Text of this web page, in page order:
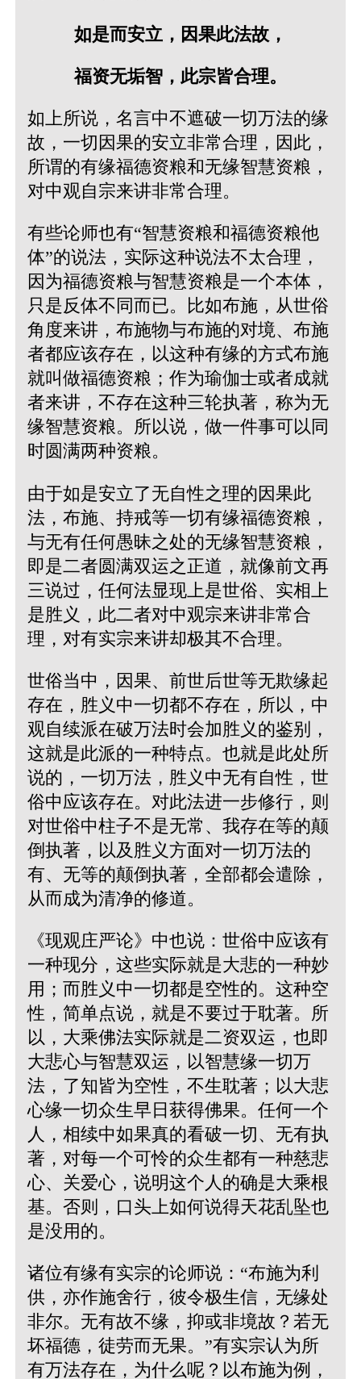
如是而安立，因果此法故，
福资无垢智，此宗皆合理。
如上所说，名言中不遮破一切万法的缘
故，一切因果的安立非常合理，因此，
所谓的有缘福德资粮和无缘智慧资粮，
对中观自宗来讲非常合理。
有些论师也有“智慧资粮和福德资粮他
体”的说法，实际这种说法不太合理，
因为福德资粮与智慧资粮是一个本体，
只是反体不同而已。比如布施，从世俗
角度来讲，布施物与布施的对境、布施
者都应该存在，以这种有缘的方式布施
就叫做福德资粮；作为瑜伽士或者成就
者来讲，不存在这种三轮执著，称为无
缘智慧资粮。所以说，做一件事可以同
时圆满两种资粮。
由于如是安立了无自性之理的因果此
法，布施、持戒等一切有缘福德资粮，
与无有任何愚昧之处的无缘智慧资粮，
即是二者圆满双运之正道，就像前文再
三说过，任何法显现上是世俗、实相上
是胜义，此二者对中观宗来讲非常合
理，对有实宗来讲却极其不合理。
世俗当中，因果、前世后世等无欺缘起
存在，胜义中一切都不存在，所以，中
观自续派在破万法时会加胜义的鉴别，
这就是此派的一种特点。也就是此处所
说的，一切万法，胜义中无有自性，世
俗中应该存在。对此法进一步修行，则
对世俗中柱子不是无常、我存在等的颠
倒执著，以及胜义方面对一切万法的
有、无等的颠倒执著，全部都会遣除，
从而成为清净的修道。
《现观庄严论》中也说：世俗中应该有
一种现分，这些实际就是大悲的一种妙
用；而胜义中一切都是空性的。这种空
性，简单点说，就是不要过于耽著。所
以，大乘佛法实际就是二资双运，也即
大悲心与智慧双运，以智慧缘一切万
法，了知皆为空性，不生耽著；以大悲
心缘一切众生早日获得佛果。任何一个
人，相续中如果真的看破一切、无有执
著，对每一个可怜的众生都有一种慈悲
心、关爱心，说明这个人的确是大乘根
基。否则，口头上如何说得天花乱坠也
是没用的。
诸位有缘有实宗的论师说：“布施为利
供，亦作施舍行，彼令极生信，无缘处
非尔。无有故不缘，抑或非境故？若无
坏福德，徒劳而无果。”有实宗认为所
有万法存在，为什么呢？以布施为例，